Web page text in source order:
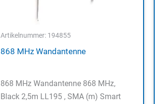
Artikelnummer: 194855
868 MHz Wandantenne
868 MHz Wandantenne 868 MHz,
Black 2,5m LL195 , SMA (m) Smart